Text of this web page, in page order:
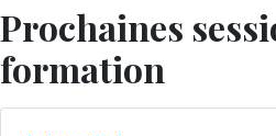
Prochaines
formation